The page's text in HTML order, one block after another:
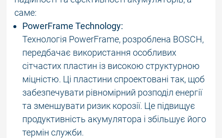
саме:
PowerFrame Technology:
Технологія PowerFrame, розроблена BOSCH,
передбачає використання особливих
сітчастих пластин із високою структурною
міцністю. Ці пластини спроектовані так, щоб
забезпечувати рівномірний розподіл енергії
та зменшувати ризик корозії. Це підвищує
продуктивність акумулятора і збільшує його
термін служби.